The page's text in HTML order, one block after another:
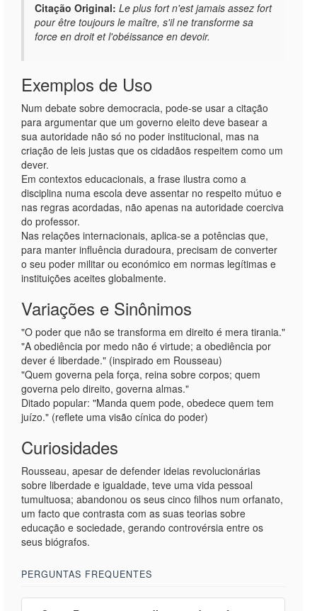
Citação Original: Le plus fort n'est jamais assez fort
pour être toujours le maître, s'il ne transforme sa
force en droit et l'obéissance en devoir.
Exemplos de Uso
Num debate sobre democracia, pode-se usar a citação
para argumentar que um governo eleito deve basear a
sua autoridade não só no poder institucional, mas na
criação de leis justas que os cidadãos respeitem como um
dever.
Em contextos educacionais, a frase ilustra como a
disciplina numa escola deve assentar no respeito mútuo e
nas regras acordadas, não apenas na autoridade coerciva
do professor.
Nas relações internacionais, aplica-se a potências que,
para manter influência duradoura, precisam de converter
o seu poder militar ou económico em normas legítimas e
instituições aceites globalmente.
Variações e Sinônimos
"O poder que não se transforma em direito é mera tirania."
"A obediência por medo não é virtude; a obediência por
dever é liberdade." (inspirado em Rousseau)
"Quem governa pela força, reina sobre corpos; quem
governa pelo direito, governa almas."
Ditado popular: "Manda quem pode, obedece quem tem
juízo." (reflete uma visão cínica do poder)
Curiosidades
Rousseau, apesar de defender ideias revolucionárias
sobre liberdade e igualdade, teve uma vida pessoal
tumultuosa; abandonou os seus cinco filhos num orfanato,
um facto que contrasta com as suas teorias sobre
educação e sociedade, gerando controvérsia entre os
seus biógrafos.
PERGUNTAS FREQUENTES